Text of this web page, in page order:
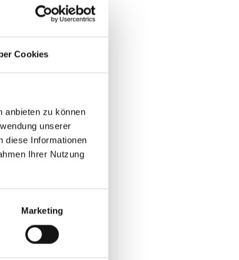
Cookies
anbieten zu können
unserer
diese Informationen
Ihrer Nutzung
Marketing